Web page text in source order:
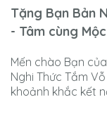
Tặng Bạn Bản
- Tâm cùng
Mến chào Bạn
Nghi Thức Tắm
khoảnh khắc kết